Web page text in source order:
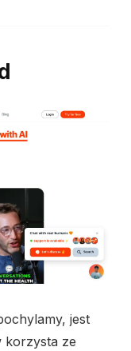
jest
korzysta ze